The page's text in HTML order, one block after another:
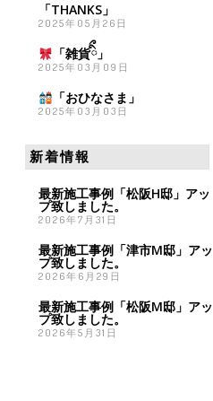
「THANKS」
2025年05月26日
「雑貨ིྀ」
2025年03月09日
「おひなさま 」
2025年03月03日
新着情報
最新施工事例「松阪H邸」アッ
プ致しました。
2026年7月31日
最新施工事例「津市M邸」アッ
プ致しました。
2026年6月29日
最新施工事例「松阪M邸」アッ
プ致しました。
2026年5月31日